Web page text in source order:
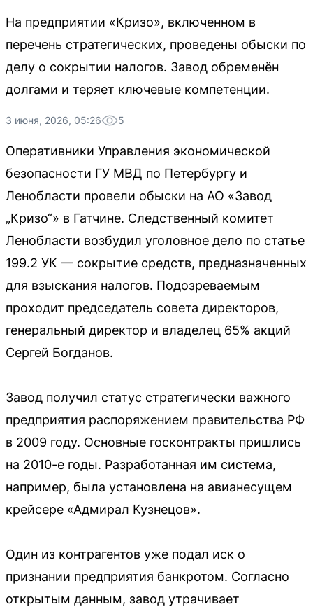
На предприятии «Кризо», включенном в
перечень стратегических, проведены обыски по
делу о сокрытии налогов. Завод обременён
долгами и теряет ключевые компетенции.
3 июня, 2026, 05:26 5
Оперативники Управления экономической
безопасности ГУ МВД по Петербургу и
Ленобласти провели обыски на АО «Завод
„Кризо“» в Гатчине. Следственный комитет
Ленобласти возбудил уголовное дело по статье
199.2 УК — сокрытие средств, предназначенных
для взыскания налогов. Подозреваемым
проходит председатель совета директоров,
генеральный директор и владелец 65% акций
Сергей Богданов.
Завод получил статус стратегически важного
предприятия распоряжением правительства РФ
в 2009 году. Основные госконтракты пришлись
на 2010-е годы. Разработанная им система,
например, была установлена на авианесущем
крейсере «Адмирал Кузнецов».
Один из контрагентов уже подал иск о
признании предприятия банкротом. Согласно
открытым данным, завод утрачивает